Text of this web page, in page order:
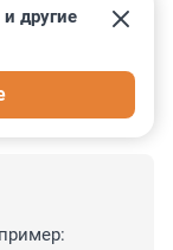
другие